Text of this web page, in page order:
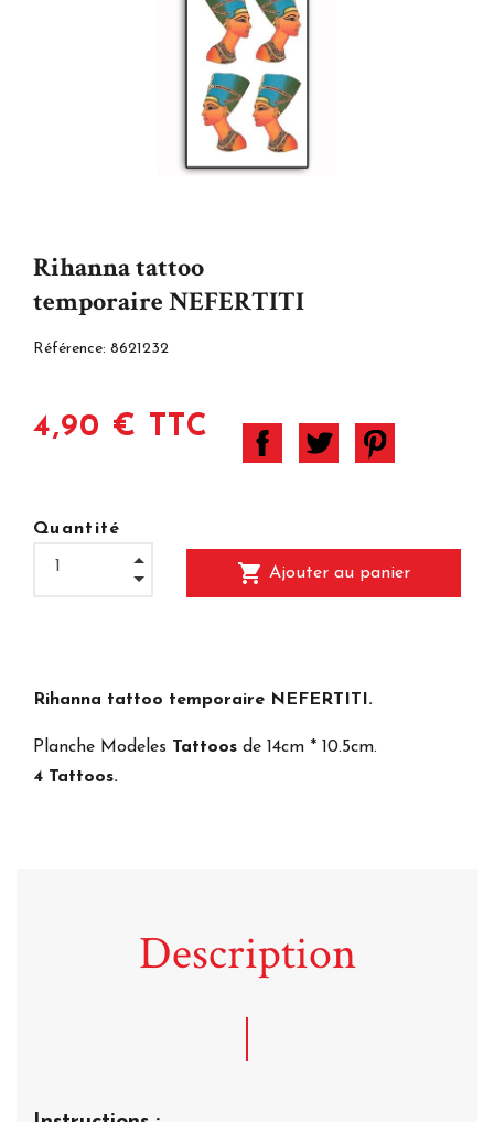
Rihanna tattoo
temporaire NEFERTITI
Référence: 8621232
4,90 € TTC
Quantité
shopping_cart Ajouter au panier
Rihanna tattoo temporaire NEFERTITI.
Planche Modeles Tattoos de 14cm * 10.5cm.
4 Tattoos.
Description